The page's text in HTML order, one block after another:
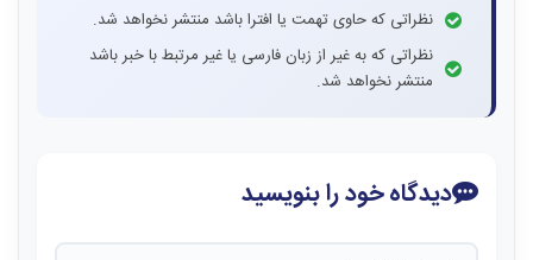
نظراتی که حاوی تهمت یا افترا باشد منتشر نخواهد شد.
نظراتی که به غیر از زبان فارسی یا غیر مرتبط با خبر باشد
منتشر نخواهد شد.
دیدگاه خود را بنویسید